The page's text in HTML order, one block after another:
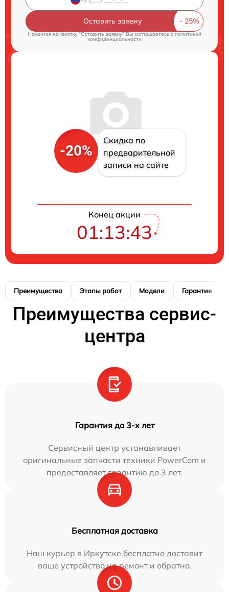
Оставить заявку
Нажимая на кнопку "Оставить заявку" Вы соглашаетесь cполитикой
конфиденциальности
-20%
Скидка по
предварительной
записи на сайте
Конец акции
01:13:42
Преимущества Этапы работ Модели Гарантия
Преимущества сервис-
центра
Гарантия до 3-х лет
Сервисный центр устанавливает
оригинальные запчасти техники PowerCom и
предоставляет гарантию до 3 лет.
Бесплатная доставка
Наш курьер в Иркутске бесплатно доставит
ваше устройство на ремонт и обратно.